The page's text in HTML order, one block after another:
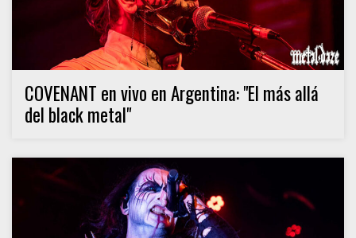
COVENANT en vivo en Argentina: "El más allá
del black metal"